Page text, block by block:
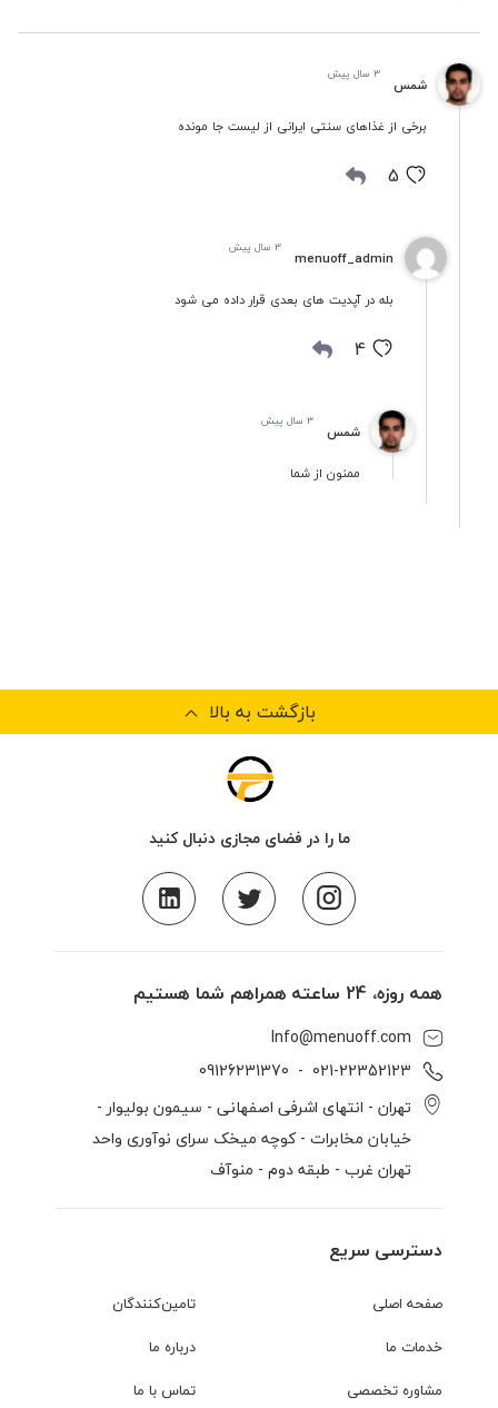
شمس
3 سال پیش
برخی از غذاهای سنتی ایرانی از لیست جا مونده
5
menuoff_admin
3 سال پیش
بله در آپدیت های بعدی قرار داده می شود
4
شمس
3 سال پیش
ممنون از شما
بازگشت به بالا
ما را در فضای مجازی دنبال کنید
همه روزه، 24 ساعته همراهم شما هستیم
Info@menuoff.com
021-22352123
  -
09126231370
تهران - انتهای اشرفی اصفهانی - سیمون بولیوار -
خیابان مخابرات - کوچه میخک سرای نوآوری واحد
تهران غرب - طبقه دوم - منوآف
دسترسی سریع
صفحه اصلی
خدمات ما
مشاوره تخصصی
تامین‌کنندگان
درباره ما
تماس با ما